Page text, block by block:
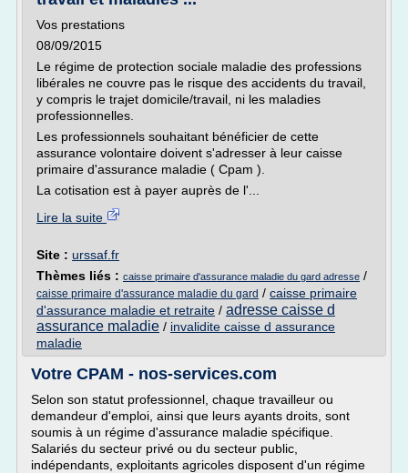
Vos prestations
08/09/2015
Le régime de protection sociale maladie des professions
libérales ne couvre pas le risque des accidents du travail,
y compris le trajet domicile/travail, ni les maladies
professionnelles.
Les professionnels souhaitant bénéficier de cette
assurance volontaire doivent s'adresser à leur caisse
primaire d'assurance maladie ( Cpam ).
La cotisation est à payer auprès de l'...
Lire la suite
Site : urssaf.fr
Thèmes liés : caisse primaire d'assurance maladie du gard adresse /
caisse primaire d'assurance maladie du gard / caisse primaire
d'assurance maladie et retraite / adresse caisse d
assurance maladie / invalidite caisse d assurance
maladie
Votre CPAM - nos-services.com
Selon son statut professionnel, chaque travailleur ou
demandeur d'emploi, ainsi que leurs ayants droits, sont
soumis à un régime d'assurance maladie spécifique.
Salariés du secteur privé ou du secteur public,
indépendants, exploitants agricoles disposent d'un régime